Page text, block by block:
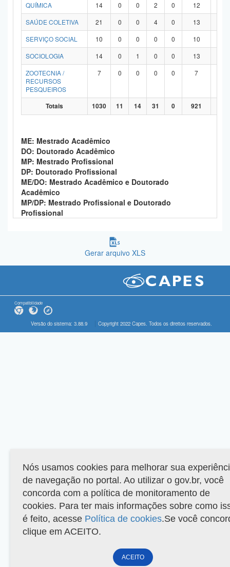
QUÍMICA
14 0 0 2 0 12
SAÚDE COLETIVA
21 0 0 4 0 13
SERVIÇO SOCIAL
10 0 0 0 0 10
SOCIOLOGIA
14 0 1 0 0 13
ZOOTECNIA /
RECURSOS
PESQUEIROS
7 0 0 0 0 7
Totais 1030 11 14 31 0 921
ME: Mestrado Acadêmico
DO: Doutorado Acadêmico
MP: Mestrado Profissional
DP: Doutorado Profissional
ME/DO: Mestrado Acadêmico e Doutorado
Acadêmico
MP/DP: Mestrado Profissional e Doutorado
Profissional
Gerar arquivo XLS
Compatibilidade
Versão do sistema: 3.88.9 Copyright 2022 Capes. Todos os direitos reservados.
Nós usamos cookies para melhorar sua
de navegação no portal. Ao utilizar o gov.br, você
concorda com a política de monitoramento de
cookies. Para ter mais informações sobre como
é feito, acesse Política de cookies.Se você
clique em ACEITO.
ACEITO